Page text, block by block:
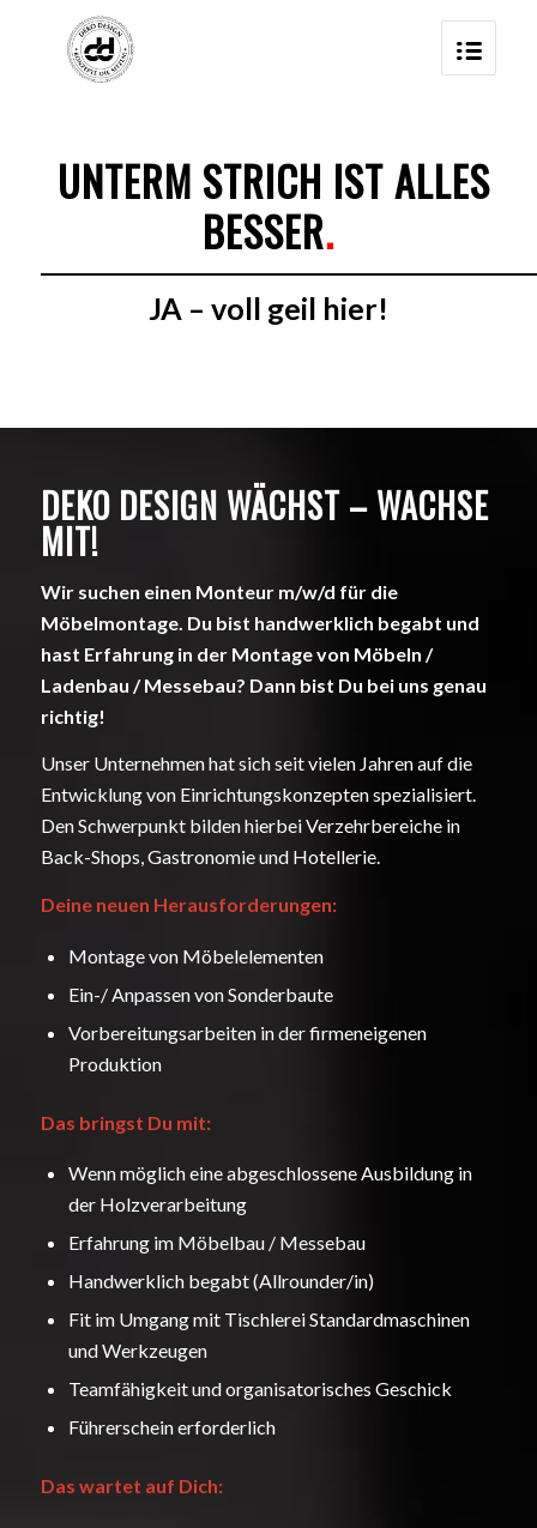
UNTERM STRICH IST ALLES
BESSER.
JA – voll geil hier!
DEKO DESIGN WÄCHST – WACHSE
MIT!
Wir suchen einen Monteur m/w/d für die
Möbelmontage. Du bist handwerklich begabt und
hast Erfahrung in der Montage von Möbeln /
Ladenbau / Messebau? Dann bist Du bei uns genau
richtig!
Unser Unternehmen hat sich seit vielen Jahren auf die
Entwicklung von Einrichtungskonzepten spezialisiert.
Den Schwerpunkt bilden hierbei Verzehrbereiche in
Back-Shops, Gastronomie und Hotellerie.
Deine neuen Herausforderungen:
Montage von Möbelelementen
Ein-/ Anpassen von Sonderbaute
Vorbereitungsarbeiten in der firmeneigenen
Produktion
Das bringst Du mit:
Wenn möglich eine abgeschlossene Ausbildung in
der Holzverarbeitung
Erfahrung im Möbelbau / Messebau
Handwerklich begabt (Allrounder/in)
Fit im Umgang mit Tischlerei Standardmaschinen
und Werkzeugen
Teamfähigkeit und organisatorisches Geschick
Führerschein erforderlich
Das wartet auf Dich: